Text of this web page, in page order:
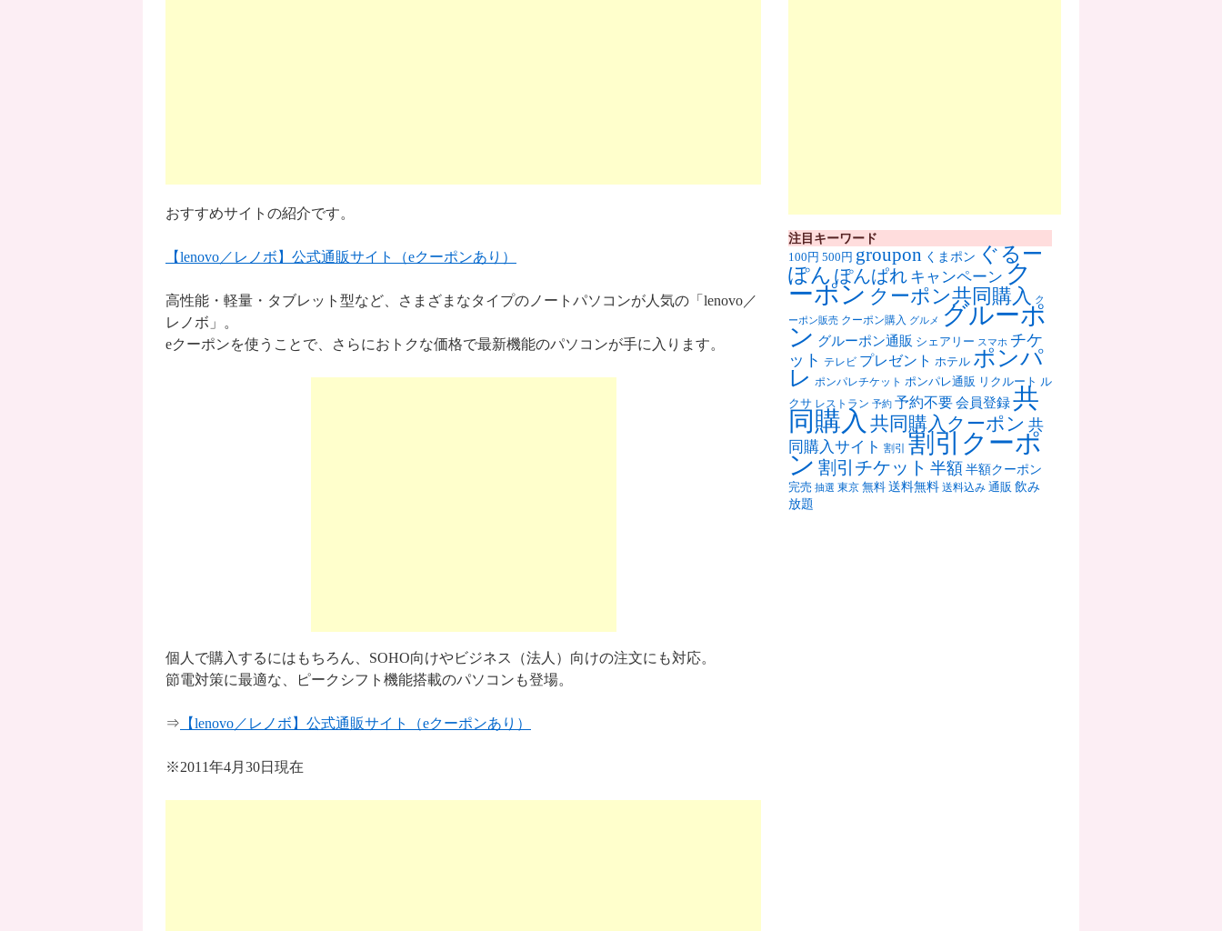
おすすめサイトの紹介です。
【lenovo／レノボ】公式通販サイト（eクーポンあり）
高性能・軽量・タブレット型など、さまざまなタイプのノートパソコンが人気の「lenovo／
レノボ」。
eクーポンを使うことで、さらにおトクな価格で最新機能のパソコンが手に入ります。
個人で購入するにはもちろん、SOHO向けやビジネス（法人）向けの注文にも対応。
節電対策に最適な、ピークシフト機能搭載のパソコンも登場。
⇒ 【lenovo／レノボ】公式通販サイト（eクーポンあり）
※2011年4月30日現在
注目キーワード
100円 500円 groupon くまポン ぐるー
ぽん ぽんぱれ キャンペーン ク
ーポン クーポン共同購入 ク
ーポン販売 クーポン購入 グルメ グルーポ
ン グルーポン通販 シェアリー スマホ チケ
ット テレビ プレゼント ホテル ポンパ
レ ポンパレチケット ポンパレ通販 リクルート ル
クサ レストラン 予約 予約不要会員登録共
同購入 共同購入クーポン 共
同購入サイト 割引 割引クーポ
ン 割引チケット 半額 半額クーポン
完売 抽選 東京 無料 送料無料 送料込み 通販 飲み
放題